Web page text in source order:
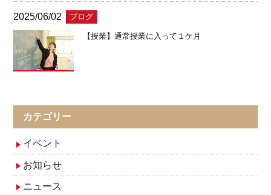
2025/06/02 ブログ
【授業】通常授業に入って１ケ月
カテゴリー
イベント
お知らせ
ニュース